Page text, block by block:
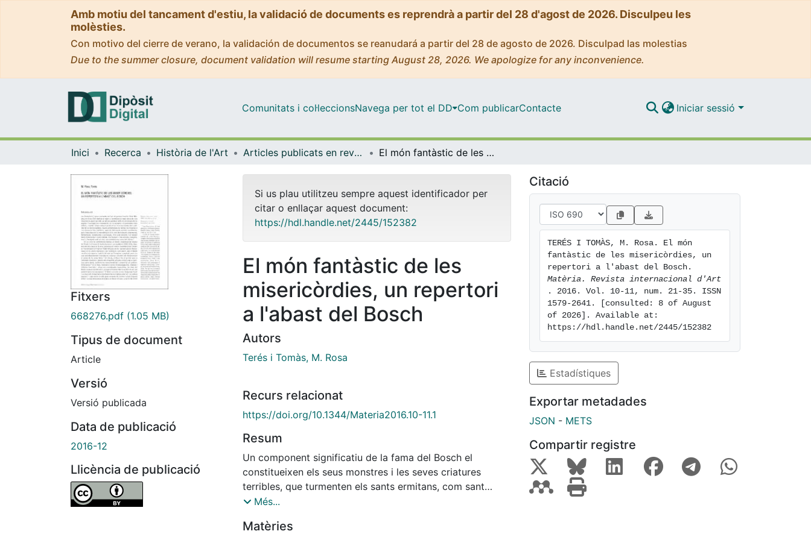
Amb motiu del tancament d'estiu, la validació de documents es reprendrà a partir del 28 d'agost de 2026. Disculpeu les
molèsties.
Con motivo del cierre de verano, la validación de documentos se reanudará a partir del 28 de agosto de 2026. Disculpad las molestias
Due to the summer closure, document validation will resume starting August 28, 2026. We apologize for any inconvenience.
Comunitats i col·leccionsNavega per tot el DD Com publicarContacte Iniciar sessió
Inici Recerca Història de l'Art Articles publicats en revistes (Història de l'Art) El món fantàstic de les misericòrdies, un repertori a l'abast del Bosch
Fitxers
668276.pdf (1.05 MB)
Tipus de document
Article
Versió
Versió publicada
Data de publicació
2016-12
Llicència de publicació
Si us plau utilitzeu sempre aquest identificador per
citar o enllaçar aquest document:
https://hdl.handle.net/2445/152382
El món fantàstic de les
misericòrdies, un repertori
a l'abast del Bosch
Autors
Terés i Tomàs, M. Rosa
Recurs relacionat
https://doi.org/10.1344/Materia2016.10-11.1
Resum
Un component significatiu de la fama del Bosch el
constitueixen els seus monstres i les seves criatures
terribles, que turmenten els sants ermitans, com sant
Antoni o sant Jeroni, i que habiten els inferns dels Judicis
existia anteriorment en el món fantàstic medieval, on
Més...
Matèries
Citació
TERÉS I TOMÀS, M. Rosa. El món
fantàstic de les misericòrdies, un
. 2016. Vol. 10-11, num. 21-35. ISSN
1579-2641. [consulted: 8 of August
of 2026]. Available at:
https://hdl.handle.net/2445/152382
Estadístiques
Exportar metadades
JSON - METS
Compartir registre